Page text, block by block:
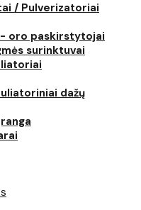
/ Pulverizatoriai
oro paskirstytojai
surinktuvai
dažų